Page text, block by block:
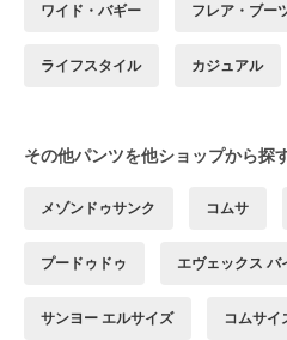
ワイド・バギー フレア・ブー
ライフスタイル カジュアル
その他パンツを他ショップから探
メゾンドゥサンク コムサ
プードゥドゥ エヴェックス バ
サンヨー エルサイズ コムサイ